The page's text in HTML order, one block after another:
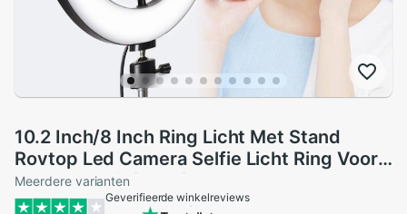
10.2 Inch/8 Inch Ring Licht Met Stand
Rovtop Led Camera Selfie Licht Ring Voor
Iphone Statief Telefoon Houder voor Video
Fotografie
Meerdere varianten
Geverifieerde winkelreviews